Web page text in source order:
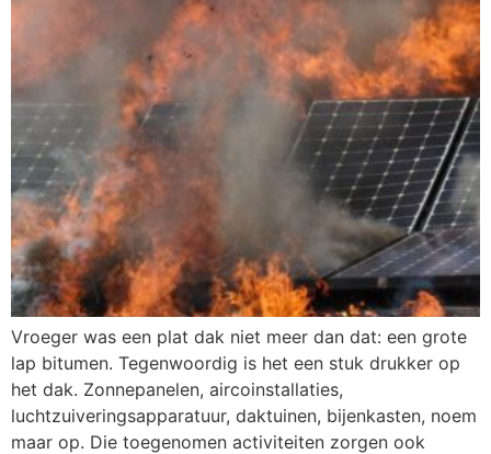
Vroeger was een plat dak niet meer dan dat: een grote
lap bitumen. Tegenwoordig is het een stuk drukker op
het dak. Zonnepanelen, aircoinstallaties,
luchtzuiveringsapparatuur, daktuinen, bijenkasten, noem
maar op. Die toegenomen activiteiten zorgen ook